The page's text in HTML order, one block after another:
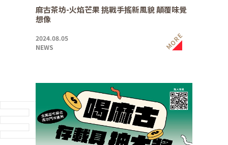
麻古茶坊-火焰芒果 挑戰手搖新風貌 顛覆味覺
想像
2024.08.05
NEWS
MORE